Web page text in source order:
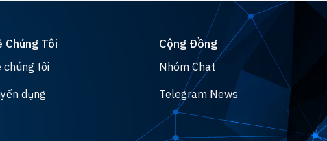
Chúng Tôi
chúng tôi
dụng
Cộng Đồng
Nhóm Chat
Telegram News